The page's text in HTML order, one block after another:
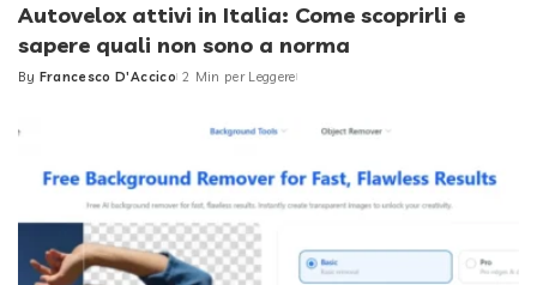
Autovelox attivi in Italia: Come scoprirli e
sapere quali non sono a norma
Posted
By Francesco D'Accico 2 Min per Leggere